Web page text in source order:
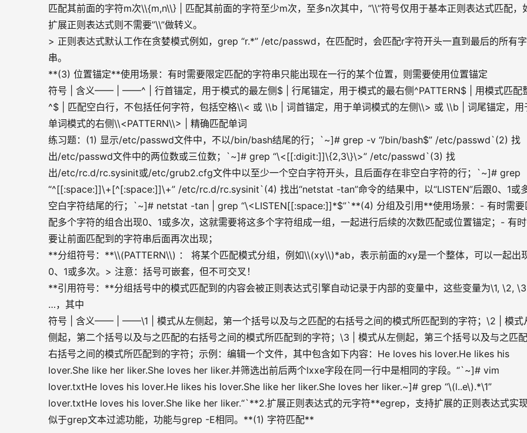
匹配其前面的字符m次\\{m,n\\} | 匹配其前面的字符至少m次，至多n次其中，”\\”符号仅用于基本正则表达式匹配，
扩展正则表达式则不需要”\\”做转义。
> 正则表达式默认工作在贪婪模式例如，grep “r.*” /etc/passwd，在匹配时，会匹配r字符开头一直到最后的所有字
串。
**(3) 位置锚定**使用场景：有时需要限定匹配的字符串只能出现在一行的某个位置，则需要使用位置锚定
符号 | 含义—— | ——^ | 行首锚定，用于模式的最左侧$ | 行尾锚定，用于模式的最右侧^PATTERN$ | 用模式匹配
^$ | 匹配空白行，不包括任何字符，包括空格\\< 或 \\b | 词首锚定，用于单词模式的左侧\\> 或 \\b | 词尾锚定，用
单词模式的右侧\\<PATTERN\\> | 精确匹配单词
练习题：(1) 显示/etc/passwd文件中，不以/bin/bash结尾的行；`~]# grep -v “/bin/bash$” /etc/passwd`(2) 找
出/etc/passwd文件中的两位数或三位数；`~]# grep “\<[[:digit:]]\{2,3\}\>” /etc/passwd`(3) 找
出/etc/rc.d/rc.sysinit或/etc/grub2.cfg文件中以至少一个空白字符开头，且后面存在非空白字符的行；`~]# grep
“^[[:space:]]\+[^[:space:]]\+” /etc/rc.d/rc.sysinit`(4) 找出“netstat -tan”命令的结果中，以“LISTEN”后跟0、1或
空白字符结尾的行；`~]# netstat -tan | grep “\<LISTEN[[:space:]]*$”`**(4) 分组及引用**使用场景：- 有时需要
配多个字符的组合出现0、1或多次，这就需要将这多个字符组成一组，一起进行后续的次数匹配或位置锚定；- 有
要让前面匹配到的字符串后面再次出现；
**分组符号：**\\(PATTERN\\) ： 将某个匹配模式分组，例如\\(xy\\)*ab，表示前面的xy是一个整体，可以一起出
0、1或多次。> 注意：括号可嵌套，但不可交叉！
**引用符号：**分组括号中的模式匹配到的内容会被正则表达式引擎自动记录于内部的变量中，这些变量为\1, \2, \3
…，其中
符号 | 含义—— | ——\1 | 模式从左侧起，第一个括号以及与之匹配的右括号之间的模式所匹配到的字符；\2 | 模式
侧起，第二个括号以及与之匹配的右括号之间的模式所匹配到的字符；\3 | 模式从左侧起，第三个括号以及与之匹
右括号之间的模式所匹配到的字符；示例：编辑一个文件，其中包含如下内容：He loves his lover.He likes his
lover.She like her liker.She loves her liker.并筛选出前后两个lxxe字段在同一行中是相同的字段。“`~]# vim
lover.txtHe loves his lover.He likes his lover.She like her liker.She loves her liker.~]# grep “\(l..e\).*\1”
lover.txtHe loves his lover.She like her liker.“`**2.扩展正则表达式的元字符**egrep，支持扩展的正则表达式实
似于grep文本过滤功能，功能与grep -E相同。**(1) 字符匹配**